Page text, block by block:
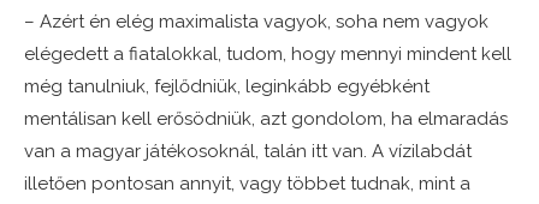
– Azért én elég maximalista vagyok, soha nem vagyok
elégedett a fiatalokkal, tudom, hogy mennyi mindent kell
még tanulniuk, fejlődniük, leginkább egyébként
mentálisan kell erősödniük, azt gondolom, ha elmaradás
van a magyar játékosoknál, talán itt van. A vízilabdát
illetően pontosan annyit, vagy többet tudnak, mint a